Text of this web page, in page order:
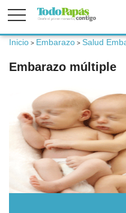
Embarazo
Niños
Inicio > Embarazo > Salud
Embarazo múltiple